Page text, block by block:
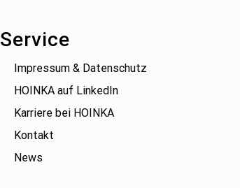
Service
Impressum & Datenschutz
HOINKA auf LinkedIn
Karriere bei HOINKA
Kontakt
News